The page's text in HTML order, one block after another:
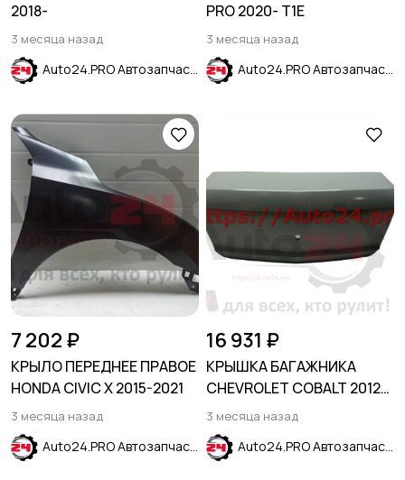
2018-
3 месяца назад
Auto24.PRO Автозапчасти
PRO 2020- T1E
3 месяца назад
Auto24.PRO Автозапчасти
7 202 ₽
КРЫЛО ПЕРЕДНЕЕ ПРАВОЕ
HONDA CIVIC X 2015-2021
3 месяца назад
Auto24.PRO Автозапчасти
16 931 ₽
КРЫШКА БАГАЖНИКА
CHEVROLET COBALT 2012-
2024
3 месяца назад
Auto24.PRO Автозапчасти